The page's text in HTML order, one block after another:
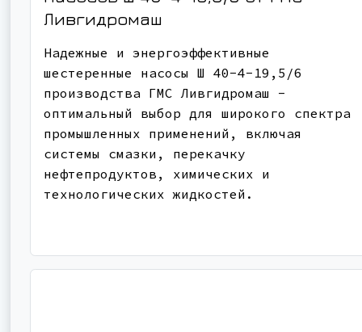
Ливгидромаш
Надежные и энергоэффективные
шестеренные насосы Ш 40-4-19,5/6
производства ГМС Ливгидромаш -
оптимальный выбор для широкого спектра
промышленных применений, включая
системы смазки, перекачку
нефтепродуктов, химических и
технологических жидкостей.